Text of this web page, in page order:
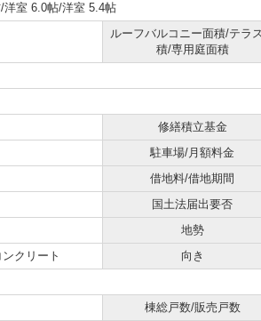
/洋室 6.0帖/洋室 5.4帖
ルーフバルコニー面積/テラ
積/専用庭面積
修繕積立基金
駐車場/月額料金
借地料/借地期間
国土法届出要否
地勢
クリート 向き
棟総戸数/販売戸数